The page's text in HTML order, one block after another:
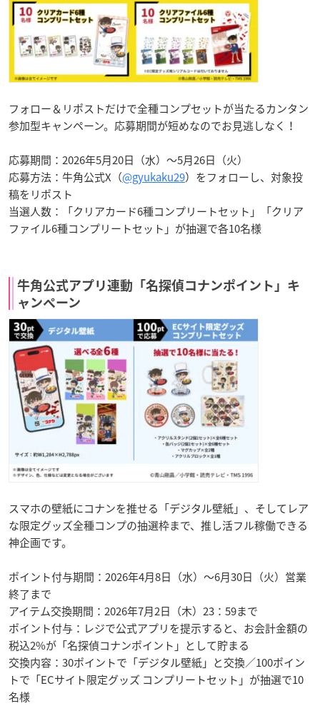
フォロー＆リポストだけで全種コンプセットが当たるカンタン
参加型キャンペーン。応募期間が短めなのでお見逃しなく！
応募期間：2026年5月20日（水）〜5月26日（火）
応募方法：牛角公式X（@gyukaku29）をフォローし、対象投
稿をリポスト
当選人数：「クリアカード6種コンプリートセット」「クリア
ファイル6種コンプリートセット」が抽選で各10名様
牛角公式アプリ連動「名探偵コナンポイント」キ
ャンペーン
スマホの壁紙にコナンを推せる「デジタル壁紙」、そしてレア
な限定グッズ全種コンプの抽選枠まで、推し活フル稼働できる
神企画です。
ポイント付与期間：2026年4月8日（水）〜6月30日（火）営業
終了まで
アイテム交換期間：2026年7月2日（木）23：59まで
ポイント付与：レジで公式アプリを提示すると、お会計金額の
税込2%が「名探偵コナンポイント」として貯まる
交換内容：30ポイントで「デジタル壁紙」と交換／100ポイン
トで「ECサイト限定グッズ コンプリートセット」が抽選で10
名様